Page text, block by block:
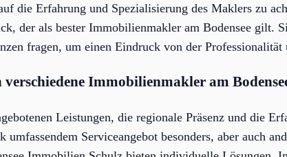
die Erfahrung und Spezialisierung des Maklers zu
der als bester Immobilienmakler am Bodensee gilt.
fragen, um einen Eindruck von der
verschiedene Immobilienmakler am
Leistungen, die regionale Präsenz und die
umfassendem Serviceangebot besonders, aber auch